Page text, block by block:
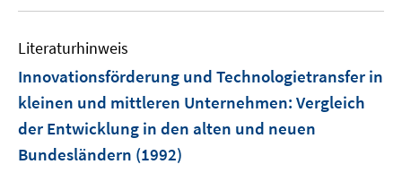
Literaturhinweis
Innovationsförderung und Technologietransfer in
kleinen und mittleren Unternehmen: Vergleich
der Entwicklung in den alten und neuen
Bundesländern (1992)